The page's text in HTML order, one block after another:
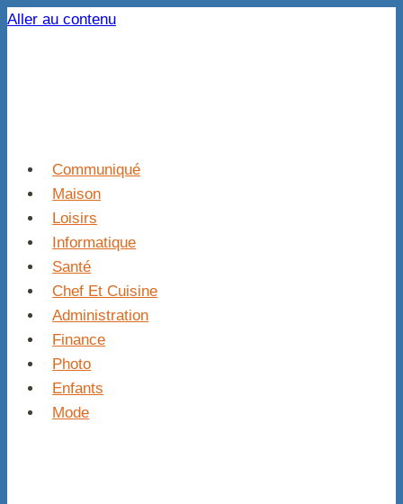
Aller au contenu
Communiqué
Maison
Loisirs
Informatique
Santé
Chef Et Cuisine
Administration
Finance
Photo
Enfants
Mode